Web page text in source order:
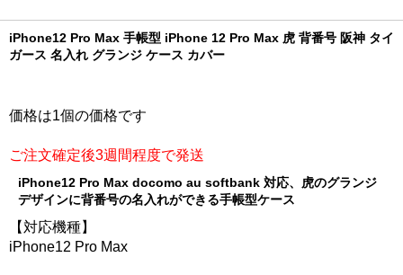
iPhone12 Pro Max 手帳型 iPhone 12 Pro Max 虎 背番号 阪神 タイ
ガース 名入れ グランジ ケース カバー
価格は1個の価格です
ご注文確定後3週間程度で発送
iPhone12 Pro Max docomo au softbank 対応、虎のグランジ
デザインに背番号の名入れができる手帳型ケース
【対応機種】
iPhone12 Pro Max